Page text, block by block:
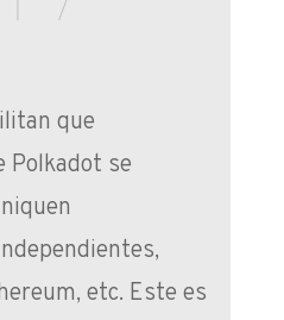
que
Polkadot se
etc. Este es